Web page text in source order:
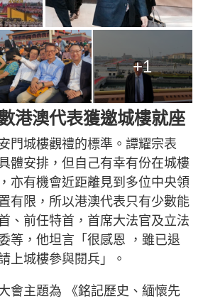
+1
港澳代表獲邀城樓就座
門城樓觀禮的標準。譚耀宗表
體安排，但自己有幸有份在城樓
亦有機會近距離見到多位中央領
有限，所以港澳代表只有少數能
、前任特首，首席大法官及立法
等，他坦言「很感恩 ，雖已退
上城樓參與閱兵」。
會主題為 《銘記歷史、緬懷先